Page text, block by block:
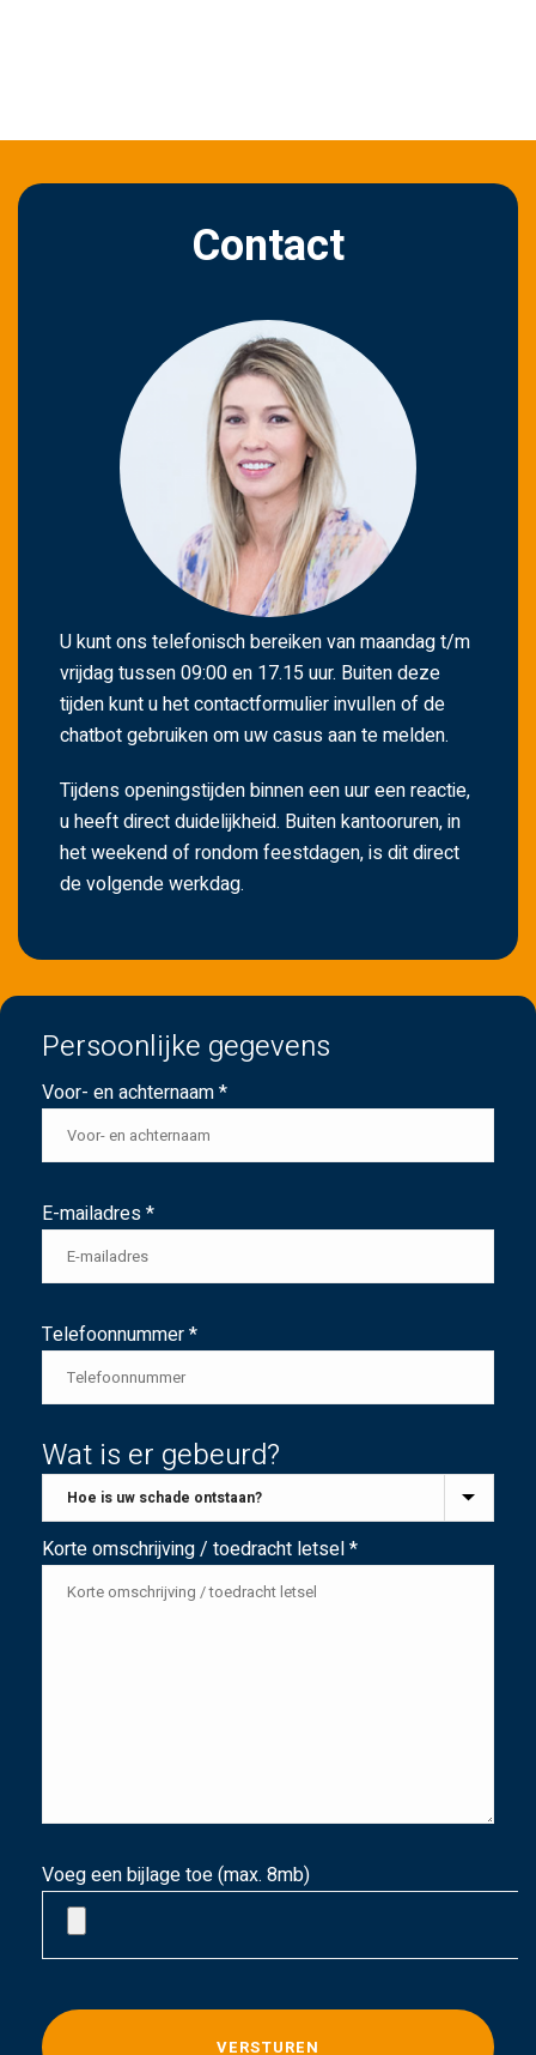
Contact
U kunt ons telefonisch bereiken van maandag t/m
vrijdag tussen 09:00 en 17.15 uur. Buiten deze
tijden kunt u het contactformulier invullen of de
chatbot gebruiken om uw casus aan te melden.
Tijdens openingstijden binnen een uur een reactie,
u heeft direct duidelijkheid. Buiten kantooruren, in
het weekend of rondom feestdagen, is dit direct
de volgende werkdag.
Persoonlijke gegevens
Voor- en achternaam *
E-mailadres *
Telefoonnummer *
Wat is er gebeurd?
Korte omschrijving / toedracht letsel *
Voeg een bijlage toe (max. 8mb)
G
e